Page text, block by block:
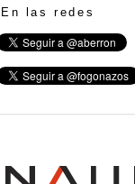
En las redes